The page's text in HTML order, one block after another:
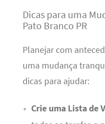
Dicas para uma
Pato Branco PR
Planejar com
uma mudança
dicas para ajudar:
Crie uma Lista de